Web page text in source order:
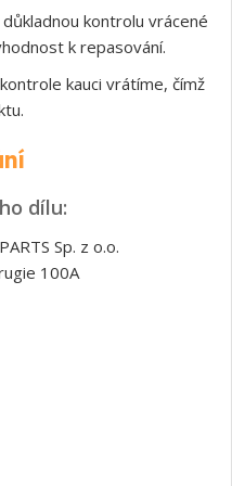
kontrolu vrácené
k repasování.
kauci vrátíme, čímž
dílu:
Sp. z o.o.
100A